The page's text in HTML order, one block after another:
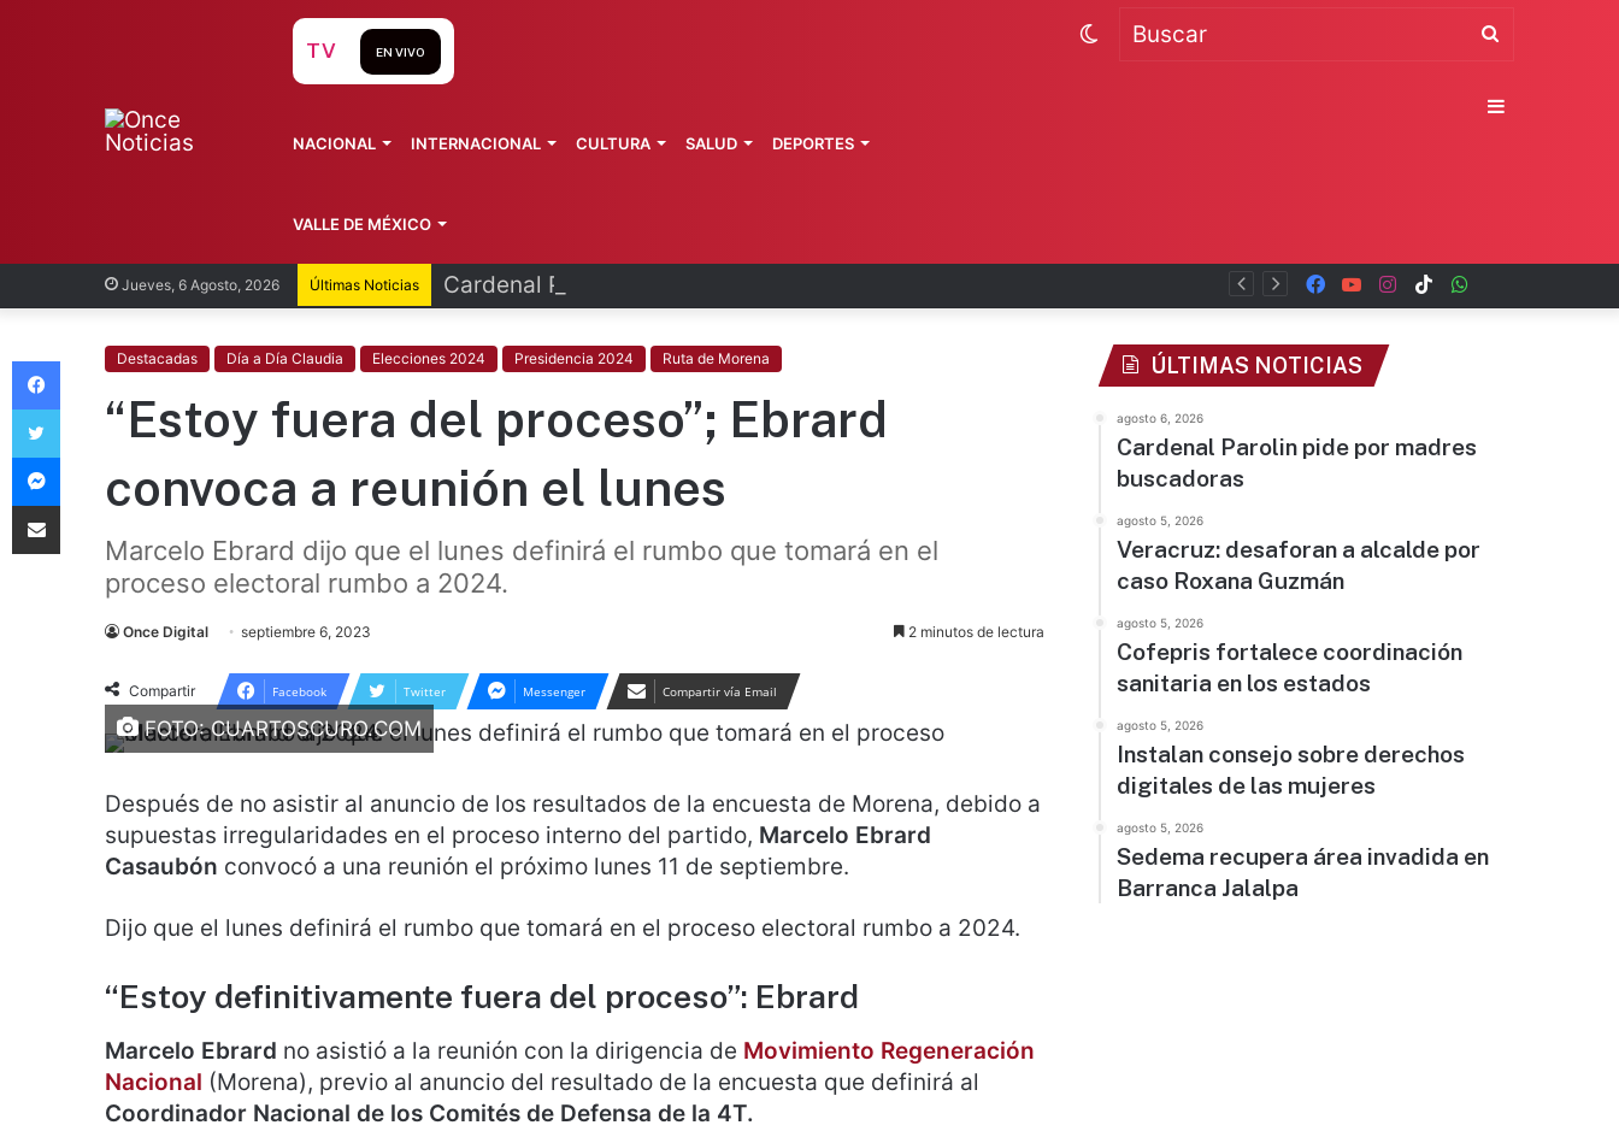
Jueves, 6 Agosto, 2026 Últimas Noticias Cardenal Parolin pide por madres buscadoras TikTok
Instagram
YouTube
Facebook
TV EN VIVO
NACIONAL INTERNACIONAL CULTURA SALUD DEPORTES
VALLE DE MÉXICO
Buscar
Switch
Sidebar
Destacadas Día a Día Claudia Elecciones 2024 Presidencia 2024 Ruta de Morena
“Estoy fuera del proceso”; Ebrard
convoca a reunión el lunes
Marcelo Ebrard dijo que el lunes definirá el rumbo que tomará en el
proceso electoral rumbo a 2024.
Once Digital septiembre 6, 2023 2 minutos de lectura
Compartir Facebook Twitter Messenger Compartir vía Email
FOTO: CUARTOSCURO.COM
Después de no asistir al anuncio de los resultados de la encuesta de Morena, debido a
supuestas irregularidades en el proceso interno del partido, Marcelo Ebrard
Casaubón convocó a una reunión el próximo lunes 11 de septiembre.
Dijo que el lunes definirá el rumbo que tomará en el proceso electoral rumbo a 2024.
“Estoy definitivamente fuera del proceso”: Ebrard
Marcelo Ebrard no asistió a la reunión con la dirigencia de Movimiento Regeneración
Nacional (Morena), previo al anuncio del resultado de la encuesta que definirá al
Coordinador Nacional de los Comités de Defensa de la 4T.
ÚLTIMAS NOTICIAS
agosto 6, 2026
Cardenal Parolin pide por madres
buscadoras
agosto 5, 2026
Veracruz: desaforan a alcalde por
caso Roxana Guzmán
agosto 5, 2026
Cofepris fortalece coordinación
sanitaria en los estados
agosto 5, 2026
Instalan consejo sobre derechos
digitales de las mujeres
agosto 5, 2026
Sedema recupera área invadida en
Barranca Jalalpa
Facebook
Twitter
Messenger
Compartir vía Email